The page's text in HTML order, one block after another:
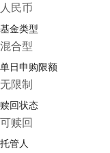
人民币
基金类型
混合型
单日申购限额
无限制
赎回状态
可赎回
托管人